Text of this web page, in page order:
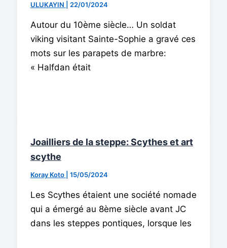
ULUKAYIN 22/01/2024
Autour du 10ème siècle… Un soldat
viking visitant Sainte-Sophie a gravé ces
mots sur les parapets de marbre:
« Halfdan était
Joailliers de la steppe: Scythes et art
scythe
Koray Koto 15/05/2024
Les Scythes étaient une société nomade
qui a émergé au 8ème siècle avant JC
dans les steppes pontiques, lorsque les